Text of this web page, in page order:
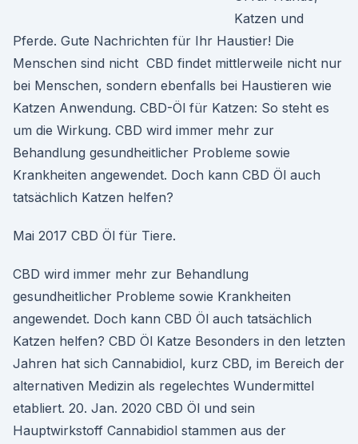
Katzen und
Pferde. Gute Nachrichten für Ihr Haustier! Die
Menschen sind nicht CBD findet mittlerweile nicht nur
bei Menschen, sondern ebenfalls bei Haustieren wie
Katzen Anwendung. CBD-Öl für Katzen: So steht es
um die Wirkung. CBD wird immer mehr zur
Behandlung gesundheitlicher Probleme sowie
Krankheiten angewendet. Doch kann CBD Öl auch
tatsächlich Katzen helfen?
Mai 2017 CBD Öl für Tiere.
CBD wird immer mehr zur Behandlung
gesundheitlicher Probleme sowie Krankheiten
angewendet. Doch kann CBD Öl auch tatsächlich
Katzen helfen? CBD Öl Katze Besonders in den letzten
Jahren hat sich Cannabidiol, kurz CBD, im Bereich der
alternativen Medizin als regelechtes Wundermittel
etabliert. 20. Jan. 2020 CBD Öl und sein
Hauptwirkstoff Cannabidiol stammen aus der